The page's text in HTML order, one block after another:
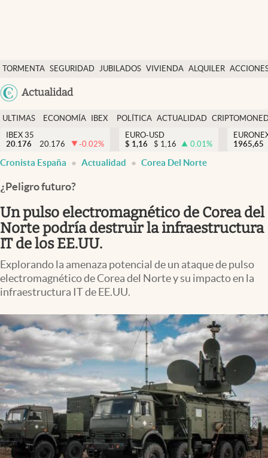
TORMENTA SEGURIDAD JUBILADOS VIVIENDA ALQUILER
USA
Actualidad
Economía y finanzas
Política
Actualidad
Criptomonedas
España
ULTIMAS
NOTICIAS
ECONOMÍA
FINANZAS
IBEX
EURO
POLÍTICA ACTUALIDAD
IBEX 35
20.176
20.176 -0.02%
EURO-USD
$ 1,16 $ 1,16 0.01%
1965,65
Cronista España Actualidad Corea Del Norte
¿Peligro futuro?
Un pulso electromagnético de Corea del
Norte podría destruir la infraestructura
IT de los EE.UU.
Explorando la amenaza potencial de un ataque de pulso
electromagnético de Corea del Norte y su impacto en la
infraestructura IT de EE.UU.